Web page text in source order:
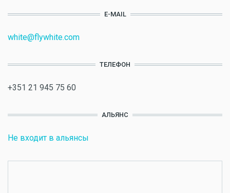
E-MAIL
white@flywhite.com
ТЕЛЕФОН
+351 21 945 75 60
АЛЬЯНС
Не входит в альянсы